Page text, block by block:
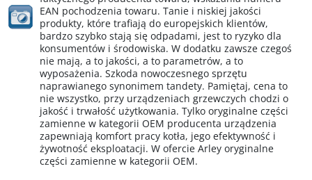
EAN pochodzenia towaru. Tanie i niskiej jakości
produkty, które trafiają do europejskich klientów,
bardzo szybko stają się odpadami, jest to ryzyko dla
konsumentów i środowiska. W dodatku zawsze czegoś
nie mają, a to jakości, a to parametrów, a to
wyposażenia. Szkoda nowoczesnego sprzętu
naprawianego synonimem tandety. Pamiętaj, cena to
nie wszystko, przy urządzeniach grzewczych chodzi o
jakość i trwałość użytkowania. Tylko oryginalne części
zamienne w kategorii OEM producenta urządzenia
zapewniają komfort pracy kotła, jego efektywność i
żywotność eksploatacji. W ofercie Arley oryginalne
części zamienne w kategorii OEM.